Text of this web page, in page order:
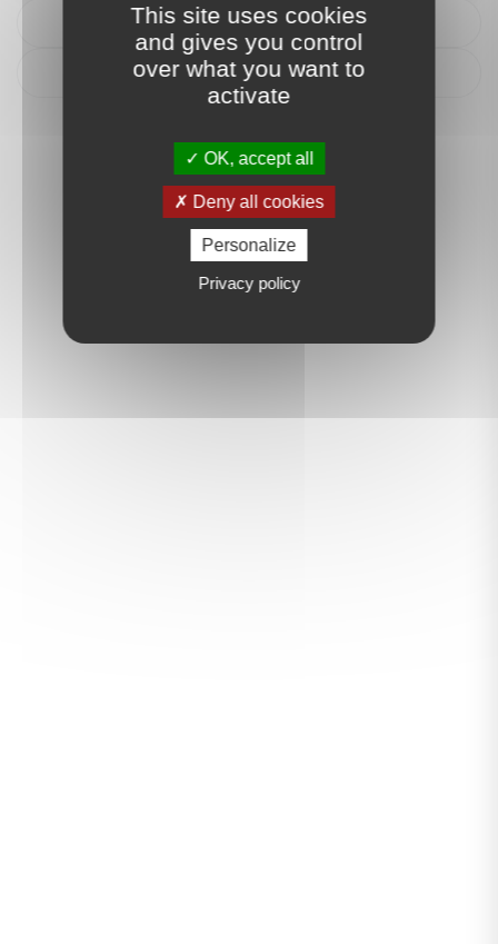
Itinéraire
Déposer un avis
This site uses cookies
and gives you control
over what you want to
activate
OK, accept all
Deny all cookies
Personalize
Privacy policy